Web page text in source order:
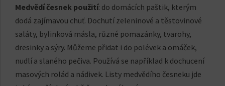
Medvědí česnek použití: do domácích paštik, kterým
dodá zajímavou chuť. Dochutí zeleninové a těstovinové
saláty, bylinková másla, různé pomazánky, tvarohy,
dresinky a sýry. Můžeme přidat i do polévek a omáček,
nudlí a slaného pečiva. Používá se například k dochucení
masových rolád a nádivek. Listy medvědího česneku jde